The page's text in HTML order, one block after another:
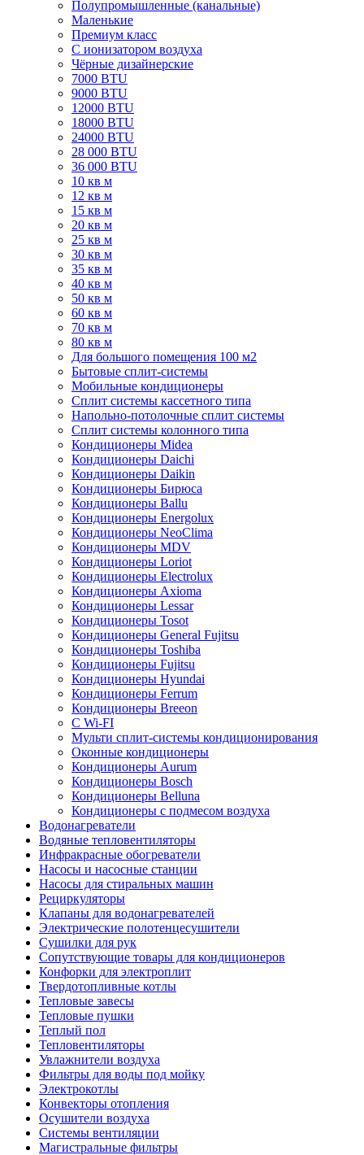
Полупромышленные (канальные)
Маленькие
Премиум класс
C ионизатором воздуха
Чёрные дизайнерские
7000 BTU
9000 BTU
12000 BTU
18000 BTU
24000 BTU
28 000 BTU
36 000 BTU
10 кв м
12 кв м
15 кв м
20 кв м
25 кв м
30 кв м
35 кв м
40 кв м
50 кв м
60 кв м
70 кв м
80 кв м
Для большого помещения 100 м2
Бытовые сплит-системы
Мобильные кондиционеры
Сплит системы кассетного типа
Напольно-потолочные сплит системы
Сплит системы колонного типа
Кондиционеры Midea
Кондиционеры Daichi
Кондиционеры Daikin
Кондиционеры Бирюса
Кондиционеры Ballu
Кондиционеры Energolux
Кондиционеры NeoClima
Кондиционеры MDV
Кондиционеры Loriot
Кондиционеры Electrolux
Кондиционеры Axioma
Кондиционеры Lessar
Кондиционеры Tosot
Кондиционеры General Fujitsu
Кондиционеры Toshiba
Кондиционеры Fujitsu
Кондиционеры Hyundai
Кондиционеры Ferrum
Кондиционеры Breeon
С Wi-FI
Мульти сплит-системы кондиционирования
Оконные кондиционеры
Кондиционеры Aurum
Кондиционеры Bosch
Кондиционеры Belluna
Кондиционеры с подмесом воздуха
Водонагреватели
Водяные тепловентиляторы
Инфракрасные обогреватели
Насосы и насосные станции
Насосы для стиральных машин
Рециркуляторы
Клапаны для водонагревателей
Электрические полотенцесушители
Сушилки для рук
Сопутствующие товары для кондиционеров
Конфорки для электроплит
Твердотопливные котлы
Тепловые завесы
Тепловые пушки
Теплый пол
Тепловентиляторы
Увлажнители воздуха
Фильтры для воды под мойку
Электрокотлы
Конвекторы отопления
Осушители воздуха
Системы вентиляции
Магистральные фильтры